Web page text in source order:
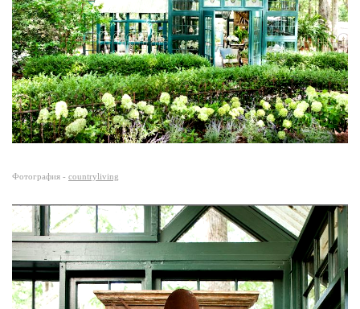
Фотография - countryliving